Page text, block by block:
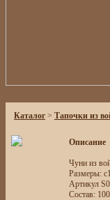
Каталог > Тапочки из
Описание
Чуни из
Размеры:
Артикул
Состав: